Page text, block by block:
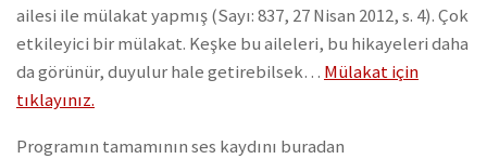
ailesi ile mülakat yapmış (Sayı: 837, 27 Nisan 2012, s. 4). Çok
etkileyici bir mülakat. Keşke bu aileleri, bu hikayeleri daha
da görünür, duyulur hale getirebilsek… Mülakat için
tıklayınız.
Programın tamamının ses kaydını buradan